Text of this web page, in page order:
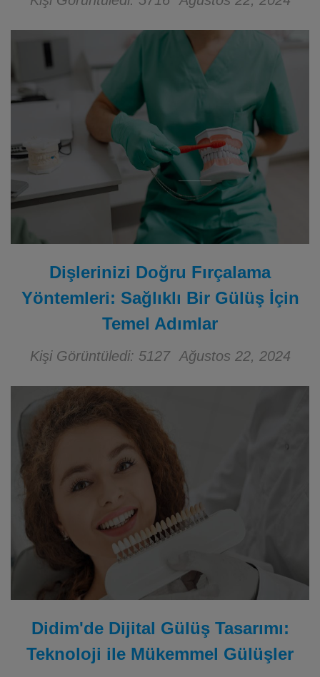
Dişlerinizi Doğru Fırçalama
Yöntemleri: Sağlıklı Bir Gülüş İçin
Temel Adımlar
Kişi Görüntüledi: 5127 Ağustos 22, 2024
Didim'de Dijital Gülüş Tasarımı:
Teknoloji ile Mükemmel Gülüşler